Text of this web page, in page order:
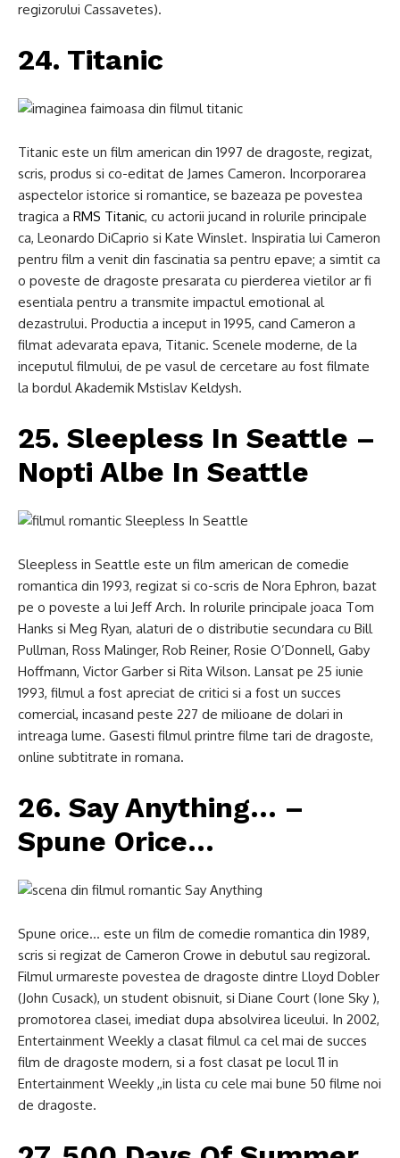
regizorului Cassavetes).
24. Titanic
Titanic este un film american din 1997 de dragoste, regizat,
scris, produs si co-editat de James Cameron. Incorporarea
aspectelor istorice si romantice, se bazeaza pe povestea
tragica a RMS Titanic, cu actorii jucand in rolurile principale
ca, Leonardo DiCaprio si Kate Winslet. Inspiratia lui Cameron
pentru film a venit din fascinatia sa pentru epave; a simtit ca
o poveste de dragoste presarata cu pierderea vietilor ar fi
esentiala pentru a transmite impactul emotional al
dezastrului. Productia a inceput in 1995, cand Cameron a
filmat adevarata epava, Titanic. Scenele moderne, de la
inceputul filmului, de pe vasul de cercetare au fost filmate
la bordul Akademik Mstislav Keldysh.
25. Sleepless In Seattle –
Nopti Albe In Seattle
Sleepless in Seattle este un film american de comedie
romantica din 1993, regizat si co-scris de Nora Ephron, bazat
pe o poveste a lui Jeff Arch. In rolurile principale joaca Tom
Hanks si Meg Ryan, alaturi de o distributie secundara cu Bill
Pullman, Ross Malinger, Rob Reiner, Rosie O’Donnell, Gaby
Hoffmann, Victor Garber si Rita Wilson. Lansat pe 25 iunie
1993, filmul a fost apreciat de critici si a fost un succes
comercial, incasand peste 227 de milioane de dolari in
intreaga lume. Gasesti filmul printre filme tari de dragoste,
online subtitrate in romana.
26. Say Anything… –
Spune Orice…
Spune orice… este un film de comedie romantica din 1989,
scris si regizat de Cameron Crowe in debutul sau regizoral.
Filmul urmareste povestea de dragoste dintre Lloyd Dobler
(John Cusack), un student obisnuit, si Diane Court (Ione Sky ),
promotorea clasei, imediat dupa absolvirea liceului. In 2002,
Entertainment Weekly a clasat filmul ca cel mai de succes
film de dragoste modern, si a fost clasat pe locul 11 in
Entertainment Weekly ,,in lista cu cele mai bune 50 filme noi
de dragoste.